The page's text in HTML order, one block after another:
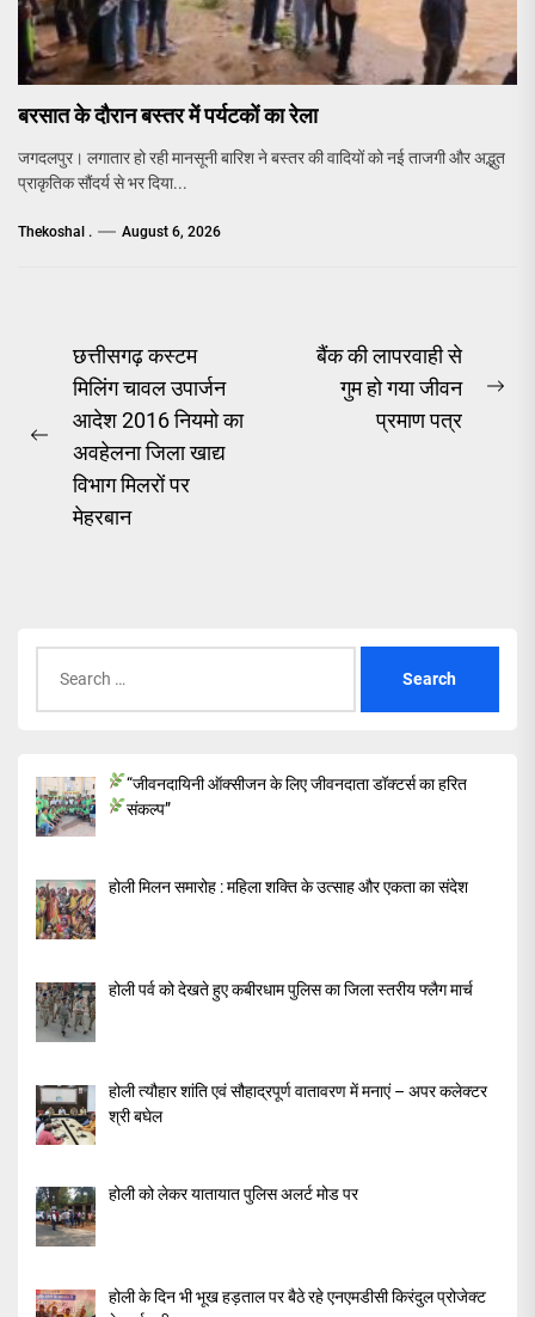
बरसात के दौरान बस्तर में पर्यटकों का रेला
जगदलपुर। लगातार हो रही मानसूनी बारिश ने बस्तर की वादियों को नई ताजगी और अद्भुत
प्राकृतिक सौंदर्य से भर दिया...
Thekoshal . August 6, 2026
Post
navigation
Previous
post:
छत्तीसगढ़ कस्टम
मिलिंग चावल उपार्जन
आदेश 2016 नियमो का
अवहेलना जिला खाद्य
विभाग मिलरों पर
मेहरबान
बैंक की लापरवाही से
गुम हो गया जीवन
प्रमाण पत्र
for:
“जीवनदायिनी ऑक्सीजन के लिए जीवनदाता डॉक्टर्स का हरित
संकल्प”
होली मिलन समारोह : महिला शक्ति के उत्साह और एकता का संदेश
होली पर्व को देखते हुए कबीरधाम पुलिस का जिला स्तरीय फ्लैग मार्च
होली त्यौहार शांति एवं सौहाद्रपूर्ण वातावरण में मनाएं – अपर कलेक्टर
श्री बघेल
होली को लेकर यातायात पुलिस अलर्ट मोड पर
होली के दिन भी भूख हड़ताल पर बैठे रहे एनएमडीसी किरंदुल प्रोजेक्ट